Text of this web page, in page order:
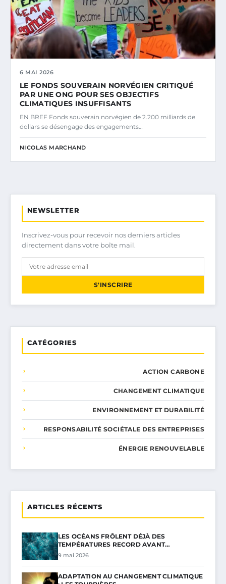
6 MAI 2026
LE FONDS SOUVERAIN NORVÉGIEN CRITIQUÉ
PAR UNE ONG POUR SES OBJECTIFS
CLIMATIQUES INSUFFISANTS
EN BREF Fonds souverain norvégien de 2.200 milliards de
dollars se désengage des engagements…
NICOLAS MARCHAND
NEWSLETTER
Inscrivez-vous pour recevoir nos derniers articles
directement dans votre boîte mail.
S'INSCRIRE
CATÉGORIES
ACTION CARBONE
CHANGEMENT CLIMATIQUE
ENVIRONNEMENT ET DURABILITÉ
RESPONSABILITÉ SOCIÉTALE DES ENTREPRISES
ÉNERGIE RENOUVELABLE
ARTICLES RÉCENTS
LES OCÉANS FRÔLENT DÉJÀ DES
TEMPÉRATURES RECORD AVANT…
9 mai 2026
ADAPTATION AU CHANGEMENT CLIMATIQUE